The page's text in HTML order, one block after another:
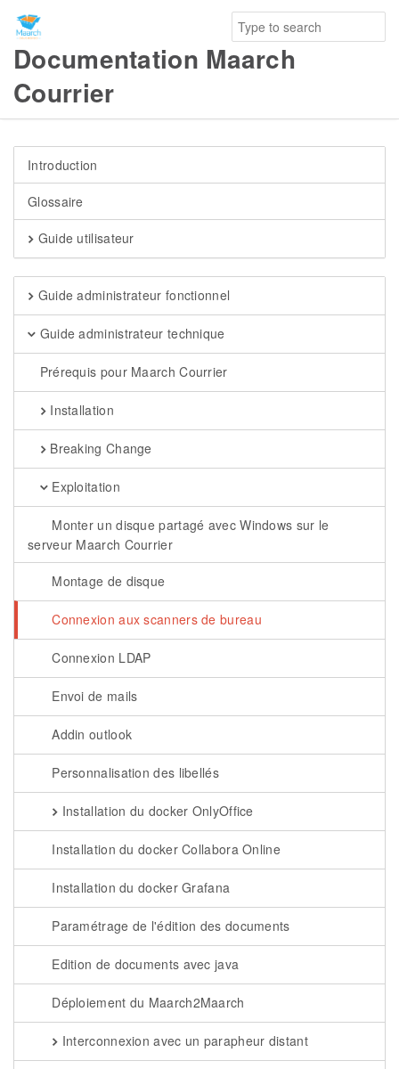
Documentation Maarch
Courrier
Introduction
Glossaire
Guide utilisateur
Guide administrateur fonctionnel
Guide administrateur technique
Prérequis pour Maarch Courrier
Installation
Breaking Change
Exploitation
Monter un disque partagé avec Windows sur le
serveur Maarch Courrier
Montage de disque
Connexion aux scanners de bureau
Connexion LDAP
Envoi de mails
Addin outlook
Personnalisation des libellés
Installation du docker OnlyOffice
Installation du docker Collabora Online
Installation du docker Grafana
Paramétrage de l'édition des documents
Edition de documents avec java
Déploiement du Maarch2Maarch
Interconnexion avec un parapheur distant